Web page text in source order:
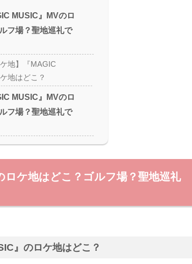
MUSIC』MVのロ
フ場？聖地巡礼で
地】『MAGIC
地はどこ？
MUSIC』MVのロ
フ場？聖地巡礼で
ロケ地はどこ？ゴルフ場？聖地巡礼
』のロケ地はどこ？